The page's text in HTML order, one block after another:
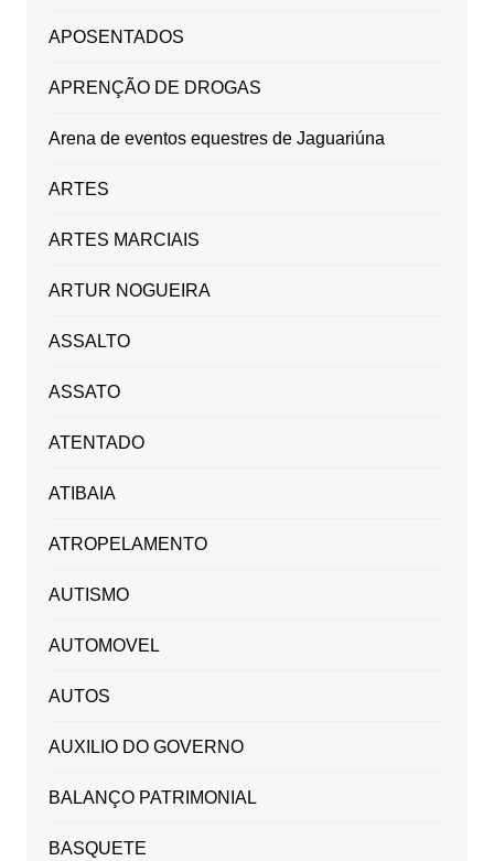
APOSENTADOS
APRENÇÃO DE DROGAS
Arena de eventos equestres de Jaguariúna
ARTES
ARTES MARCIAIS
ARTUR NOGUEIRA
ASSALTO
ASSATO
ATENTADO
ATIBAIA
ATROPELAMENTO
AUTISMO
AUTOMOVEL
AUTOS
AUXILIO DO GOVERNO
BALANÇO PATRIMONIAL
BASQUETE